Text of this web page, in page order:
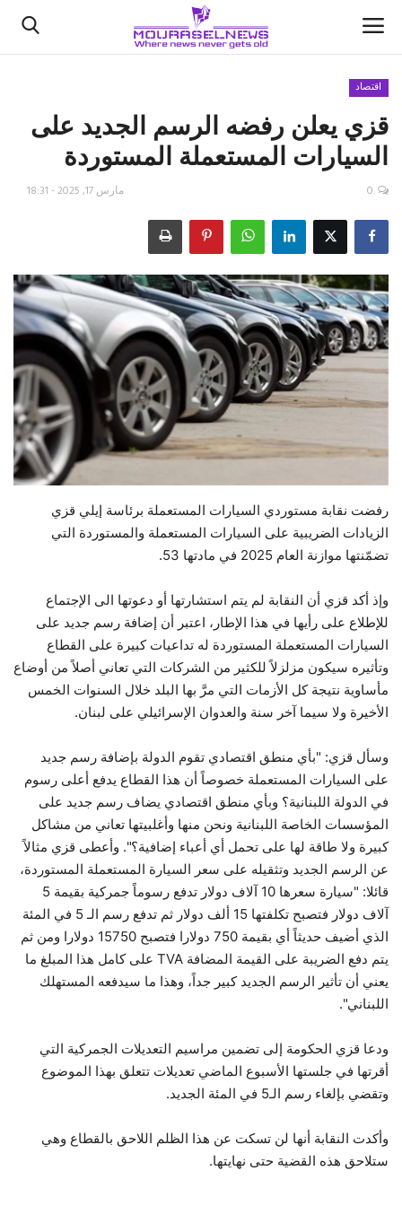
الأخبار
كتّابنا
اقتصاد
علوم وتكنولوجيا
رياضة
فيديو
حياة
اقتصاد
قزي يعلن رفضه الرسم الجديد على
السيارات المستعملة المستوردة
مارس 17, 2025 - 18:31 0
رفضت نقابة مستوردي السيارات المستعملة برئاسة إيلي قزي
الزيادات الضريبية على السيارات المستعملة والمستوردة التي
تضمّنتها موازنة العام 2025 في مادتها 53.
وإذ أكد قزي أن النقابة لم يتم استشارتها أو دعوتها الى الإجتماع
للإطلاع على رأيها في هذا الإطار، اعتبر أن إضافة رسم جديد على
السيارات المستعملة المستوردة له تداعيات كبيرة على القطاع
وتأثيره سيكون مزلزلاً للكثير من الشركات التي تعاني أصلاً من أوضاع
مأساوية نتيجة كل الأزمات التي مرَّ بها البلد خلال السنوات الخمس
الأخيرة ولا سيما آخر سنة والعدوان الإسرائيلي على لبنان.
وسأل قزي: "بأي منطق اقتصادي تقوم الدولة بإضافة رسم جديد
على السيارات المستعملة خصوصاً أن هذا القطاع يدفع أعلى رسوم
في الدولة اللبنانية؟ وبأي منطق اقتصادي يضاف رسم جديد على
المؤسسات الخاصة اللبنانية ونحن منها وأغلبيتها تعاني من مشاكل
كبيرة ولا طاقة لها على تحمل أي أعباء إضافية؟". وأعطى قزي مثالاً
عن الرسم الجديد وتثقيله على سعر السيارة المستعملة المستوردة،
قائلا: "سيارة سعرها 10 آلاف دولار تدفع رسوماً جمركية بقيمة 5
آلاف دولار فتصبح تكلفتها 15 ألف دولار ثم تدفع رسم الـ 5 في المئة
الذي أضيف حديثاً أي بقيمة 750 دولارا فتصبح 15750 دولارا ومن ثم
يتم دفع الضريبة على القيمة المضافة TVA على كامل هذا المبلغ ما
يعني أن تأثير الرسم الجديد كبير جداً، وهذا ما سيدفعه المستهلك
اللبناني".
ودعا قزي الحكومة إلى تضمين مراسيم التعديلات الجمركية التي
أقرتها في جلستها الأسبوع الماضي تعديلات تتعلق بهذا الموضوع
وتقضي بإلغاء رسم الـ5 في المئة الجديد.
وأكدت النقابة أنها لن تسكت عن هذا الظلم اللاحق بالقطاع وهي
ستلاحق هذه القضية حتى نهايتها.